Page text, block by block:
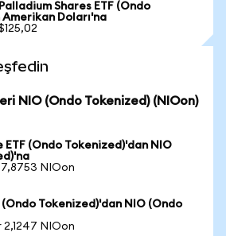
Shares ETF (Ondo
Doları'na
NIO (Ondo Tokenized) (NIOon)
ETF (Ondo Tokenized)'dan NIO
NIOon
(Ondo Tokenized)'dan NIO (Ondo
2,1247 NIOon